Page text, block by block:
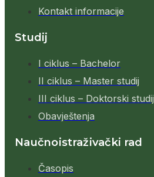
Kontakt informacije
Studij
I ciklus – Bachelor
II ciklus – Master studij
III ciklus – Doktorski studij
Obavještenja
Naučnoistraživački rad
Časopis